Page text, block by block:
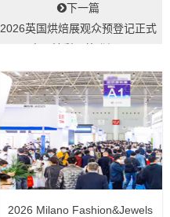
下一篇
2026英国烘焙展观众预登记正式
2026 Milano Fashion&Jewels